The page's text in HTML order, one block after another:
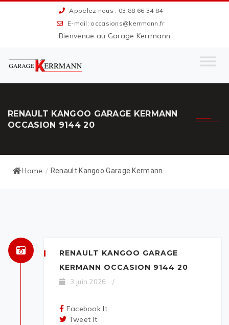
Appelez nous : 03 88 66 34 84
E-mail: occasions@kerrmann.fr
Bienvenue au Garage Kerrmann
RENAULT KANGOO GARAGE KERMANN
OCCASION 9144 20
Home / Renault Kangoo Garage Kermann...
RENAULT KANGOO GARAGE
KERMANN OCCASION 9144 20
3 juin 2026 /
Facebook It
Tweet It